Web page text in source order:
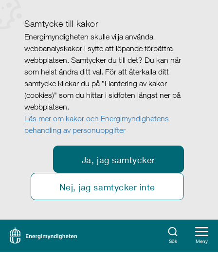
Samtycke till kakor
Energimyndigheten skulle vilja använda
webbanalyskakor i syfte att löpande förbättra
webbplatsen. Samtycker du till det? Du kan när
som helst ändra ditt val. För att återkalla ditt
samtycke klickar du på ”Hantering av kakor
(cookies)" som du hittar i sidfoten längst ner på
webbplatsen.
Läs mer om kakor och Energimyndighetens
behandling av personuppgifter
Ja, jag samtycker
Nej, jag samtycker inte
Sök Meny